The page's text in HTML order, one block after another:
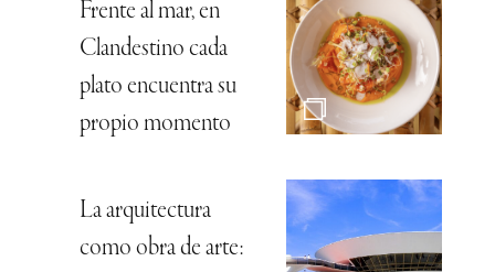
Frente al mar, en
Clandestino cada
plato encuentra su
propio momento
La arquitectura
como obra de arte: